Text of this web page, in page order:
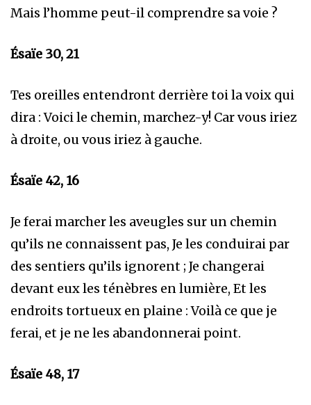
Mais l’homme peut-il comprendre sa voie ?
Ésaïe 30, 21
Tes oreilles entendront derrière toi la voix qui
dira : Voici le chemin, marchez-y! Car vous iriez
à droite, ou vous iriez à gauche.
Ésaïe 42, 16
Je ferai marcher les aveugles sur un chemin
qu’ils ne connaissent pas, Je les conduirai par
des sentiers qu’ils ignorent ; Je changerai
devant eux les ténèbres en lumière, Et les
endroits tortueux en plaine : Voilà ce que je
ferai, et je ne les abandonnerai point.
Ésaïe 48, 17